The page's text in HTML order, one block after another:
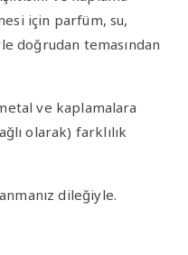
için parfüm, su,
doğrudan temasından
ve kaplamalara
olarak) farklılık
dileğiyle.